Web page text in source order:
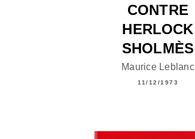
CONTRE
HERLOCK
SHOLMÈS
Maurice Leblanc
11/12/1973